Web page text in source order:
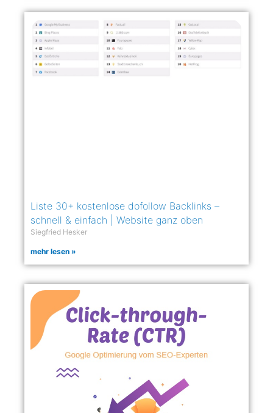
Liste 30+ kostenlose dofollow Backlinks –
schnell & einfach | Website ganz oben
Siegfried Hesker
mehr lesen »